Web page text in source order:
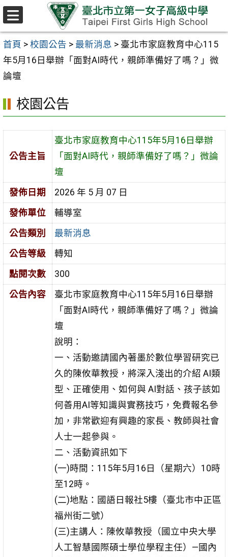
跳至主要內容區
首頁 > 校園公告 > 最新消息 > 臺北市家庭教育中心115
年5月16日舉辦「面對AI時代，親師準備好了嗎？」微
論壇
校園公告
公告主旨
臺北市家庭教育中心115年5月16日舉辦
「面對AI時代，親師準備好了嗎？」微論
壇
發佈日期
2026 年 5 月 07 日
發佈單位
輔導室
公告類別
最新消息
公告等級
轉知
點閱次數
300
公告內容
臺北市家庭教育中心115年5月16日舉辦
「面對AI時代，親師準備好了嗎？」微論
壇
說明：
一、活動邀請國內著墨於數位學習研究已
久的陳攸華教授，將深入淺出的介紹 AI類
型、正確使用、如何與 AI對話、孩子該如
何善用AI等知識與實務技巧，免費報名參
加，非常歡迎有興趣的家長、教師與社會
人士一起參與。
二、活動資訊如下
(一)時間：115年5月16日（星期六）10時
至12時。
(二)地點：國語日報社5樓（臺北市中正區
福州街二號）
(三)主講人：陳攸華教授（國立中央大學
人工智慧國際碩士學位學程主任）—國內
選
單